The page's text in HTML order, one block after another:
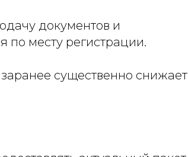
документов и
месту регистрации.
существенно снижает